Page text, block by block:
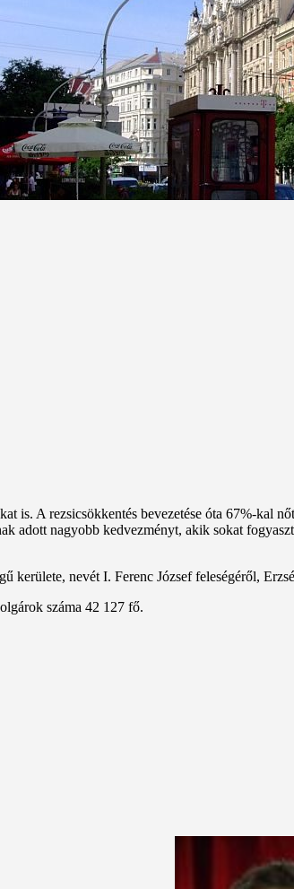
is. A rezsicsökkentés bevezetése óta 67%-kal
adott nagyobb kedvezményt, akik sokat
kerülete, nevét I. Ferenc József feleségéről,
száma 42 127 fő.